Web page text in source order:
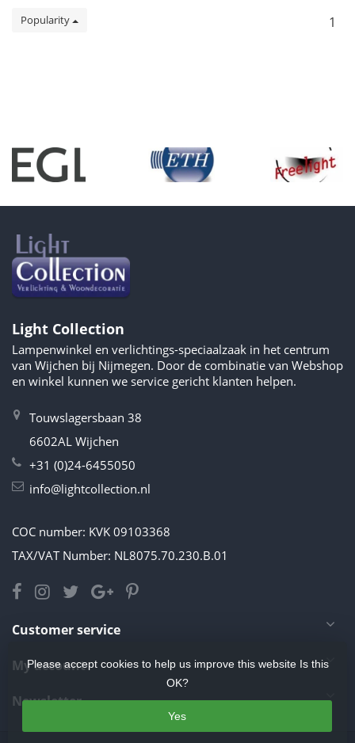
Popularity 1
Light Collection
Lampenwinkel en verlichtings-speciaalzaak in het centrum
van Wijchen bij Nijmegen. Door de combinatie van Webshop
en winkel kunnen we service gericht klanten helpen.
Touwslagersbaan 38
6602AL Wijchen
+31 (0)24-6455050
info@lightcollection.nl
COC number: KVK 09103368
TAX/VAT Number: NL8075.70.230.B.01
Customer service
My account
Newsletter
Please accept cookies to help us improve this website Is this
OK?
Yes